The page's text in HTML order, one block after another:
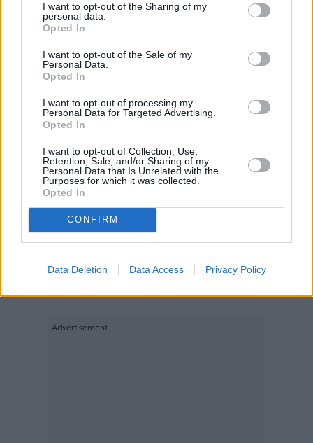
I want to opt-out of the Sharing of my
personal data.
Opted In
I want to opt-out of the Sale of my
Personal Data.
Opted In
I want to opt-out of processing my
Personal Data for Targeted Advertising.
Opted In
I want to opt-out of Collection, Use,
Retention, Sale, and/or Sharing of my
Personal Data that Is Unrelated with the
Purposes for which it was collected.
Opted In
CONFIRM
Data Deletion Data Access Privacy Policy
της σταθερότητας στις πιο κρίσιμες φάσεις.
Ο κ. Στουρνάρας εκτιμά ότι το πρώτο δίδαγμα
αξιοπιστία είναι θεμελιώδους σημασίας,
καθώς χωρίς εσωτερική συναίνεση, υπάρχει
κίνδυνος να αποτύχουν οι μεταρρυθμίσεις.
Το δεύτερο είναι ότι οι ανισορροπίες πρέπει
να αντιμετωπίζονται έγκαιρα: η ονομαστική
σύγκλιση δεν αρκεί από μόνη της χωρίς
διαρθρωτικές παρεμβάσεις.
σημαντική: απαιτείται ισορροπία μεταξύ